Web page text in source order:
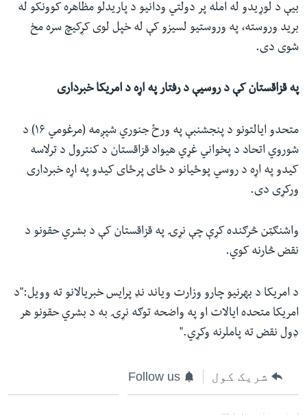
بیې د لوړیدو له امله پر دولتي ودانیو د پاریدلو مظاهره کوونکو له
برید وروسته، په وروستیو لسیزو کې له خپل لوی کړکیچ سره مخ
شوی دی.
په قزاقستان کې د روسیې د رفتار په اړه د امریکا خبرداری
متحدو ایالتونو د پنجشنبې په ورځ جنوري شپږمه (مرغومي ۱۶) د
شوروي اتحاد د پخواني غړي هیواد قزاقستان د کنترول د ترلاسه
کیدو په اړه د روسي پوځیانو د ځای پرځای کیدو په اړه خبرداری
ورکړی دی.
واشنګټن څرګنده کړې چې نړۍ په قزاقستان کې د بشري حقونو د
نقض څارنه کوي.
د امریکا د بهرنیو چارو وزارت ویاند نډ پرایس خبریالانو ته وویل:"د
امریکا متحده ایالات او په واضحه توګه نړۍ به د بشري حقونو هر
ډول نقض ته پاملرنه وکړي."
شریک کول Follow us